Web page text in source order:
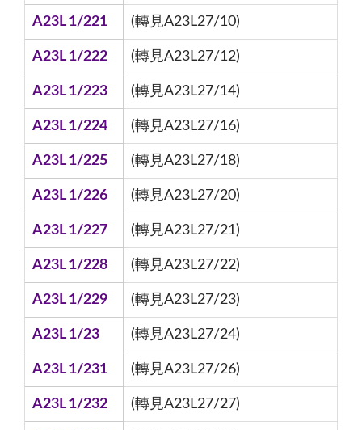
A23L 1/221 (轉見A23L27/10)
A23L 1/222 (轉見A23L27/12)
A23L 1/223 (轉見A23L27/14)
A23L 1/224 (轉見A23L27/16)
A23L 1/225 (轉見A23L27/18)
A23L 1/226 (轉見A23L27/20)
A23L 1/227 (轉見A23L27/21)
A23L 1/228 (轉見A23L27/22)
A23L 1/229 (轉見A23L27/23)
A23L 1/23 (轉見A23L27/24)
A23L 1/231 (轉見A23L27/26)
A23L 1/232 (轉見A23L27/27)